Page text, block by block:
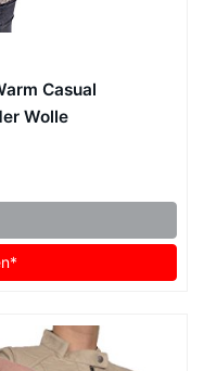
Casual
Wolle
Parka Mit